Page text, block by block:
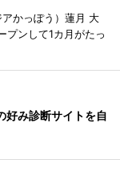
かっぽう）蓮月 大
プンして1カ月がたっ
好み診断サイトを自